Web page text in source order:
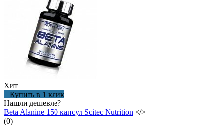
Хит
Купить в 1 клик
Нашли дешевле?
Beta Alanine 150 капсул Scitec Nutrition </>
(0)